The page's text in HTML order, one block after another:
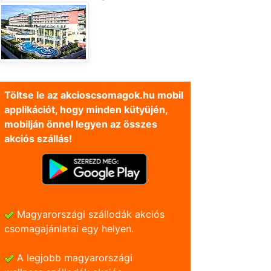
Töltse le az akcioscsomagok.hu mobil
applikációt, hogy minden kütyüjén,
mobilján önnel legyen az összes
akciós szállás!
Magyarországi szállodák akciós
csomagajánlatai egy helyen.
A legjobb magyarországi